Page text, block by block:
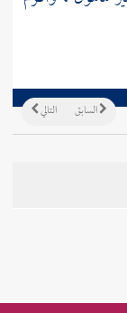
التالي السابق